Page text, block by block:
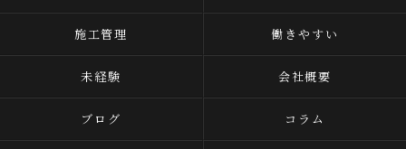
施工管理 働きやすい
未経験 会社概要
ブログ コラム